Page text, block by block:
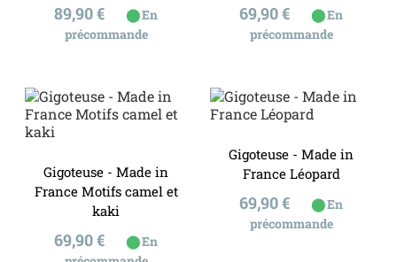
Prix
89,90 € ⬤En
précommande
Prix
69,90 € ⬤En
précommande
Gigoteuse - Made in
France Motifs camel et
kaki
Prix
69,90 € ⬤En
Gigoteuse - Made in
France Léopard
Prix
69,90 € ⬤En
précommande